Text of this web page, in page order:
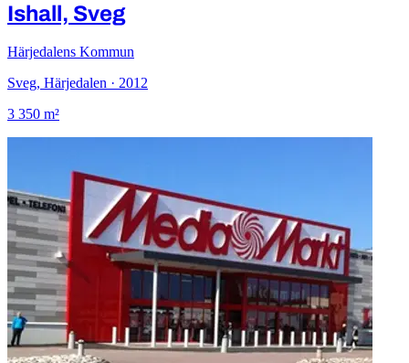
Ishall, Sveg
Härjedalens Kommun
Sveg, Härjedalen · 2012
3 350 m²